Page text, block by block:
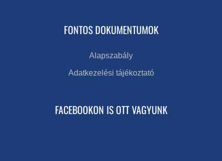
FONTOS DOKUMENTUMOK
Alapszabály
Adatkezelési tájékoztató
FACEBOOKON IS OTT VAGYUNK